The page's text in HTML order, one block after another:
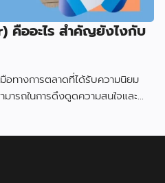
คืออะไร สำคัญยังไงกับ
อทางการตลาดที่ได้รับความนิยม
ารถในการดึงดูดความสนใจและ